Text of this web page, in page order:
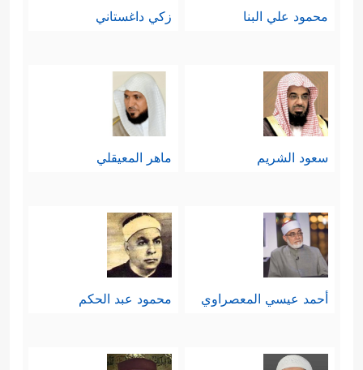
محمود علي البنا زكي داغستاني
سعود الشريم ماهر المعيقلي
أحمد عيسي المعصراوي محمود عبد الحكم